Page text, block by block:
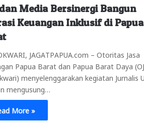
dan Media Bersinergi Bangun
Keuangan Inklusif di Papua
JAGATPAPUA.com – Otoritas Jasa
Papua Barat dan Papua Barat Daya
menyelenggarakan kegiatan Jurnalis
mengusung…
More »